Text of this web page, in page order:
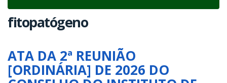
fitopatógeno
ATA DA 2ª REUNIÃO
[ORDINÁRIA] DE 2026 DO